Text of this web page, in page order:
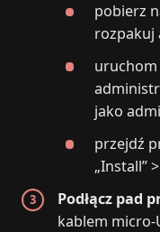
pobierz
rozpakuj
jako
przejdź
„Install”
Podłącz pad
kablem